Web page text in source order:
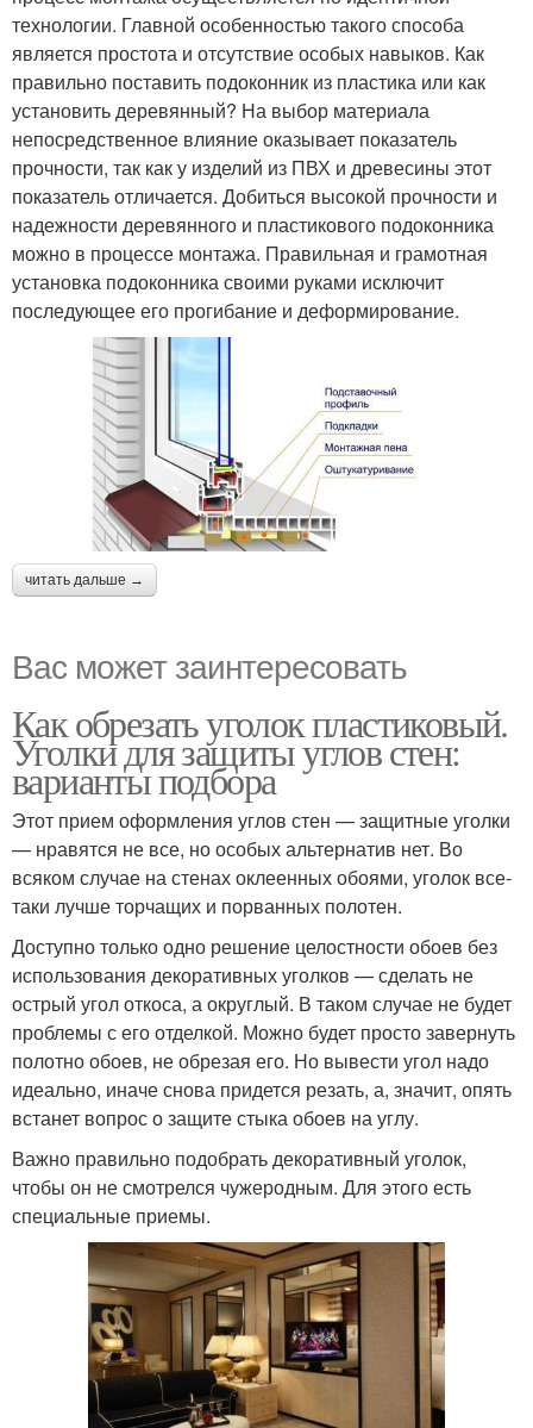
технологии. Главной особенностью такого способа
является простота и отсутствие особых навыков. Как
правильно поставить подоконник из пластика или как
установить деревянный? На выбор материала
непосредственное влияние оказывает показатель
прочности, так как у изделий из ПВХ и древесины этот
показатель отличается. Добиться высокой прочности и
надежности деревянного и пластикового подоконника
можно в процессе монтажа. Правильная и грамотная
установка подоконника своими руками исключит
последующее его прогибание и деформирование.
читать дальше →
Вас может заинтересовать
Как обрезать уголок пластиковый.
Уголки для защиты углов стен:
варианты подбора
Этот прием оформления углов стен — защитные уголки
— нравятся не все, но особых альтернатив нет. Во
всяком случае на стенах оклеенных обоями, уголок все-
таки лучше торчащих и порванных полотен.
Доступно только одно решение целостности обоев без
использования декоративных уголков — сделать не
острый угол откоса, а округлый. В таком случае не будет
проблемы с его отделкой. Можно будет просто завернуть
полотно обоев, не обрезая его. Но вывести угол надо
идеально, иначе снова придется резать, а, значит, опять
встанет вопрос о защите стыка обоев на углу.
Важно правильно подобрать декоративный уголок,
чтобы он не смотрелся чужеродным. Для этого есть
специальные приемы.